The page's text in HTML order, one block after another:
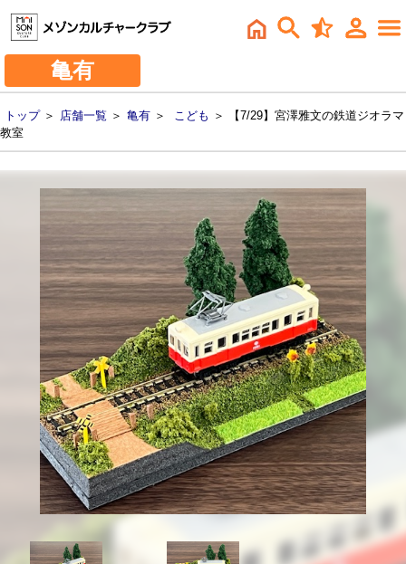
亀有
トップ＞ 店舗一覧 ＞ 亀有 ＞ こども ＞ 【7/29】宮澤雅文の鉄道ジオラマ
教室